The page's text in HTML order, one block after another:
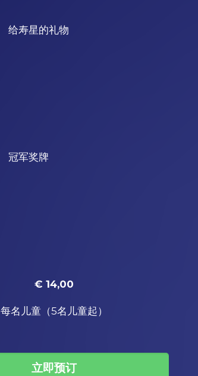
给寿星的礼物
冠军奖牌
€ 14,00
每名儿童（5名儿童起）
立即预订